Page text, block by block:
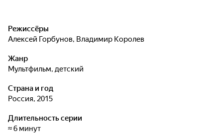
Режиссёры
Алексей Горбунов, Владимир Королев
Жанр
мультфильм, детский
Страна и год
Россия, 2015
Длительность серии
≈ 6 минут